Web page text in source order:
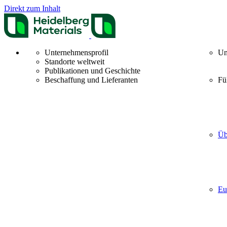
Direkt zum Inhalt
Unternehmensprofil
Standorte weltweit
Publikationen und Geschichte
Beschaffung und Lieferanten